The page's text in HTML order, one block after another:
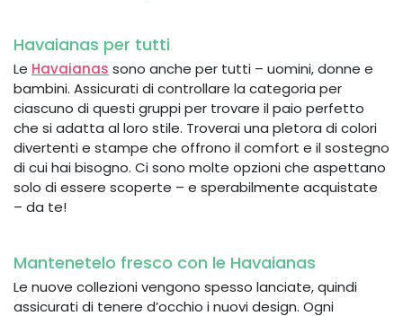
Havaianas per tutti
Le Havaianas sono anche per tutti – uomini, donne e
bambini. Assicurati di controllare la categoria per
ciascuno di questi gruppi per trovare il paio perfetto
che si adatta al loro stile. Troverai una pletora di colori
divertenti e stampe che offrono il comfort e il sostegno
di cui hai bisogno. Ci sono molte opzioni che aspettano
solo di essere scoperte – e sperabilmente acquistate
– da te!
Mantenetelo fresco con le Havaianas
Le nuove collezioni vengono spesso lanciate, quindi
assicurati di tenere d’occhio i nuovi design. Ogni